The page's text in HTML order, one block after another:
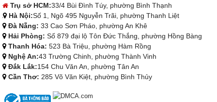
Trụ sở HCM:33/4 Bùi Đình Túy, phường Bình Thạnh
Hà Nội:Số 1, Ngõ 495 Nguyễn Trãi, phường Thanh Liệt
Đà Nẵng: 33 Cao Sơn Pháo, phường An Khê
Hải Phòng: Số 879 đại lộ Tôn Đức Thắng, phường Hồng Bàng
Thanh Hóa: 523 Bà Triệu, phường Hàm Rồng
Nghệ An:43 Trường Chinh, phường Thành Vinh
Đắk Lắk:154 Chu Văn An, phường Tân An
Cần Thơ: 285 Võ Văn Kiệt, phường Bình Thủy